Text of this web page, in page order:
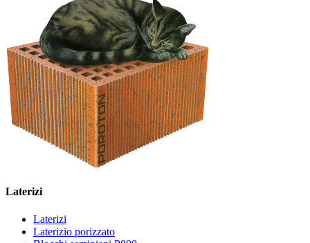
Laterizi
Laterizi
Laterizio porizzato